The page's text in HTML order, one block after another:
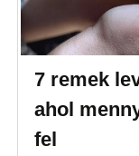
7 remek
ahol
fel